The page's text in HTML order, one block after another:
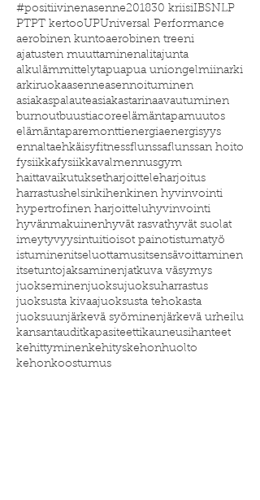
#positiivinenasenne201830 kriisiIBSNLP
PTPT kertooUPUniversal Performance
aerobinen kuntoaerobinen treeni
ajatusten muuttaminenalitajunta
alkulämmittelytapuapua uniongelmiinarki
arkiruokaasenneasennoituminen
asiakaspalauteasiakastarinaavautuminen
burnoutbuustiacoreelämäntapamuutos
elämäntaparemonttienergiaenergisyys
ennaltaehkäisyfitnessflunssaflunssan hoito
fysiikkafysiikkavalmennusgym
haittavaikutuksetharjoitteleharjoitus
harrastushelsinkihenkinen hyvinvointi
hypertrofinen harjoitteluhyvinvointi
hyvänmakuinenhyvät rasvathyvät suolat
imeytyvyysintuitioisot painotistumatyö
istuminenitseluottamusitsensävoittaminen
itsetuntojaksaminenjatkuva väsymys
juokseminenjuoksujuoksuharrastus
juoksusta kivaajuoksusta tehokasta
juoksuunjärkevä syöminenjärkevä urheilu
kansantauditkapasiteettikauneusihanteet
kehittyminenkehityskehonhuolto
kehonkoostumus